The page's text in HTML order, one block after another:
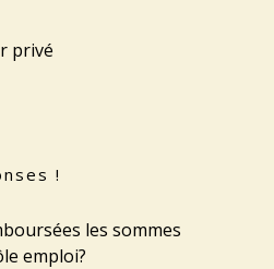
privé
!
les sommes
emploi?